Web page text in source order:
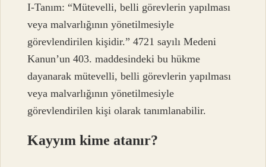
I-Tanım: “Mütevelli, belli görevlerin yapılması
veya malvarlığının yönetilmesiyle
görevlendirilen kişidir.” 4721 sayılı Medeni
Kanun’un 403. maddesindeki bu hükme
dayanarak mütevelli, belli görevlerin yapılması
veya malvarlığının yönetilmesiyle
görevlendirilen kişi olarak tanımlanabilir.
Kayyım kime atanır?